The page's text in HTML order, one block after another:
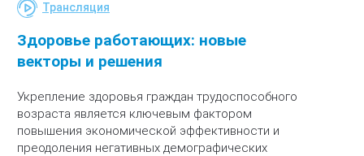
Трансляция
Здоровье работающих: новые
векторы и решения
Укрепление здоровья граждан трудоспособного
возраста является ключевым фактором
повышения экономической эффективности и
преодоления негативных демографических